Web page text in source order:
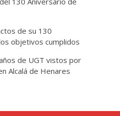
de su 130
objetivos cumplidos
de UGT vistos por
Alcalá de Henares